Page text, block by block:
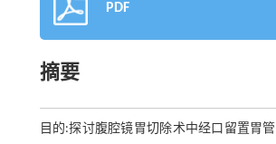
PDF
摘要
目的:探讨腹腔镜胃切除术中经口留置胃